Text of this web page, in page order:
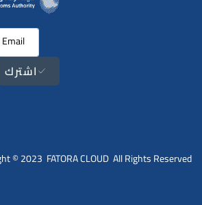
اشترك
© 2023 FATORA CLOUD All Rights Reserved.